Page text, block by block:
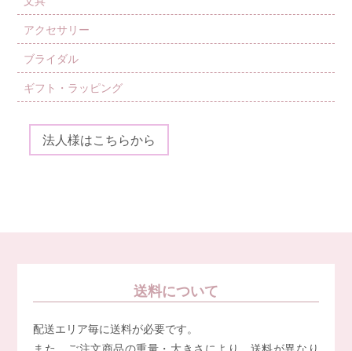
アクセサリー
ブライダル
ギフト・ラッピング
法人様はこちらから
送料について
配送エリア毎に送料が必要です。